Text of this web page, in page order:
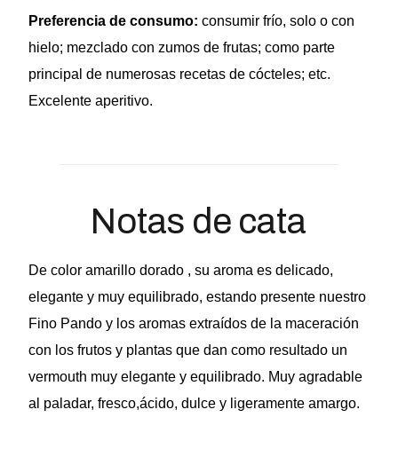
Preferencia de consumo:consumir frío, solo o con
hielo; mezclado con zumos de frutas; como parte
principal de numerosas recetas de cócteles; etc.
Excelente aperitivo.
Notas de cata
De color amarillo dorado , su aroma es delicado,
elegante y muy equilibrado, estando presente nuestro
Fino Pando y los aromas extraídos de la maceración
con los frutos y plantas que dan como resultado un
vermouth muy elegante y equilibrado. Muy agradable
al paladar, fresco,ácido, dulce y ligeramente amargo.